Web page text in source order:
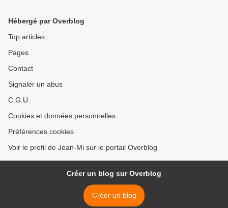
Hébergé par Overblog
Top articles
Pages
Contact
Signaler un abus
C.G.U.
Cookies et données personnelles
Préférences cookies
Voir le profil de Jean-Mi sur le portail Overblog
Créer un blog sur Overblog
Créer un blog